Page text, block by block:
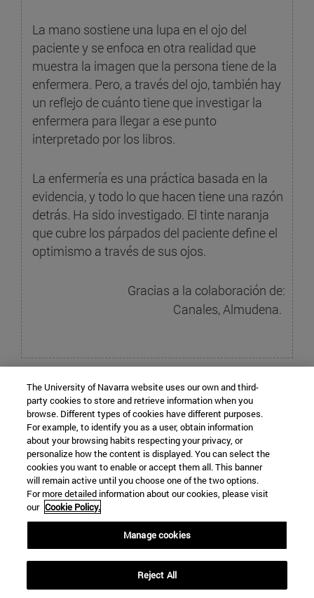
La mano sostiene una lupa en el ojo del
paciente y se enfoca en otra realidad que
muestra la imagen que la persona tiene de la
enfermera. Pero, a través del ojo, también hay
un reflejo de cuánto tiene que investigar la
enfermera para llegar a ese punto
interpretado por los libros.
La enfermería es una práctica basada en la
evidencia, y todo lo que hacen tiene una razón
detrás. Ha sido investigado. El tinte naranja
que cubre los párpados del paciente define el
optimismo a través de sus ojos.
Gracias a la colaboración de:
Canales, Almudena.
Facultad de Enfermería · Escuela de
Arquitectura
C/ Irunlarrea, 1
Navarra
España
The University of Navarra website uses our own and third-
party cookies to store and retrieve information when you
browse. Different types of cookies have different purposes.
For example, to identify you as a user, obtain information
about your browsing habits respecting your privacy, or
personalize how the content is displayed. You can select the
cookies you want to enable or accept them all. This banner
will remain active until you choose one of the two options.
For more detailed information about our cookies, please visit
our Cookie Policy.
Manage cookies
Reject All